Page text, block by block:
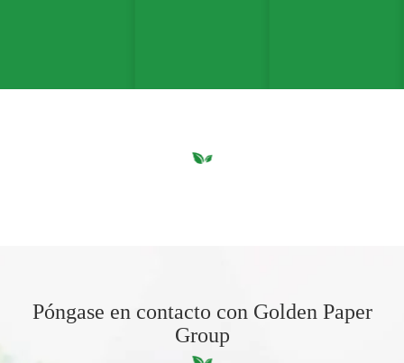
Póngase en contacto con Golden Paper
Group